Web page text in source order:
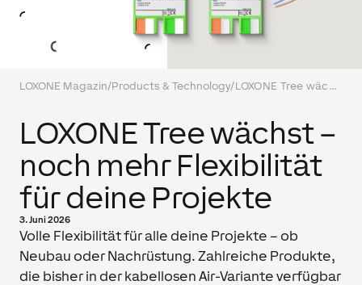
LOXONE Magazin/Products & Technology/ LOXONE Tree wächst – noch mehr Flexibilität für deine Projekte
LOXONE Tree wächst –
noch mehr Flexibilität
für deine Projekte
3. Juni 2026
Volle Flexibilität für alle deine Projekte – ob
Neubau oder Nachrüstung. Zahlreiche Produkte,
die bisher in der kabellosen Air-Variante verfügbar